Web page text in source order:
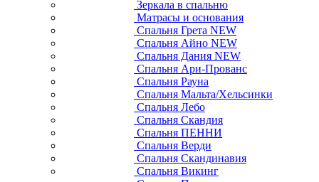
Зеркала в спальню
Матрасы и основания
Спальня Грета NEW
Спальня Айно NEW
Спальня Дания NEW
Спальня Ари-Прованс
Спальня Рауна
Спальня Мальта/Хельсинки
Спальня Лебо
Спальня Скандия
Спальня ПЕННИ
Спальня Верди
Спальня Скандинавия
Спальня Викинг